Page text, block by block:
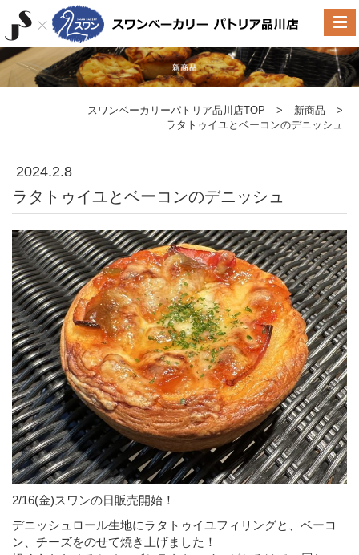
スワンベーカリーパトリア品川店TOP > 新商品
>
ラタトゥイユとベーコンのデニッシュ
2024.2.8
ラタトゥイユとベーコンのデニッシュ
2/16(金)スワンの日販売開始！
デニッシュロール生地にラタトゥイユフィリングと、ベーコ
ン、チーズをのせて焼き上げました！